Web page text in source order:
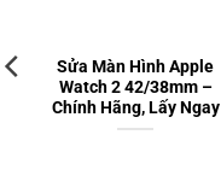
Sửa Màn Hình Apple
Watch 2 42/38mm –
Chính Hãng, Lấy Ngay